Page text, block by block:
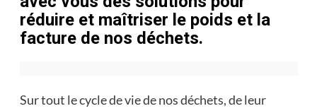
réduire et maîtriser le poids et la
facture de nos déchets.
Sur tout le cycle de vie de nos déchets, de leur